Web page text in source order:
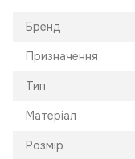
Бренд
Призначення
Тип
Матеріал
Розмір